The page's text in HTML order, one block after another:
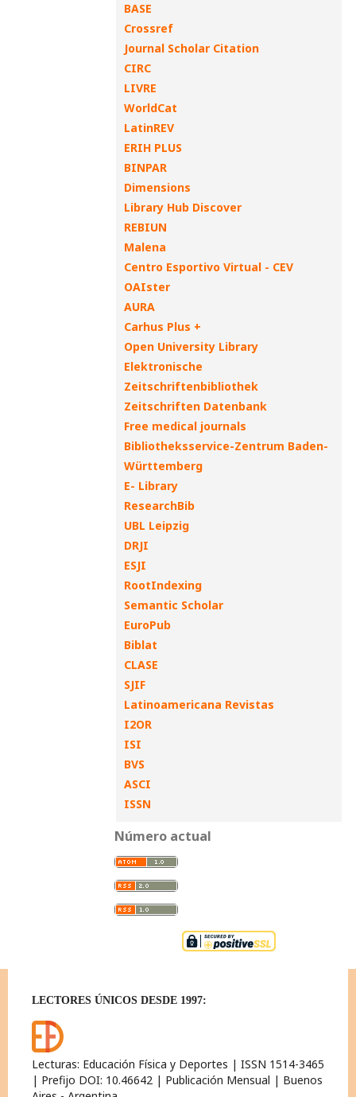
BASE
Crossref
Journal Scholar Citation
CIRC
LIVRE
WorldCat
LatinREV
ERIH PLUS
BINPAR
Dimensions
Library Hub Discover
REBIUN
Malena
Centro Esportivo Virtual - CEV
OAIster
AURA
Carhus Plus +
Open University Library
Elektronische
Zeitschriftenbibliothek
Zeitschriften Datenbank
Free medical journals
Bibliotheksservice-Zentrum Baden-
Württemberg
E- Library
ResearchBib
UBL Leipzig
DRJI
ESJI
RootIndexing
Semantic Scholar
EuroPub
Biblat
CLASE
SJIF
Latinoamericana Revistas
I2OR
ISI
BVS
ASCI
ISSN
Número actual
LECTORES ÚNICOS DESDE 1997:
Lecturas: Educación Física y Deportes | ISSN 1514-3465
| Prefijo DOI: 10.46642 | Publicación Mensual | Buenos